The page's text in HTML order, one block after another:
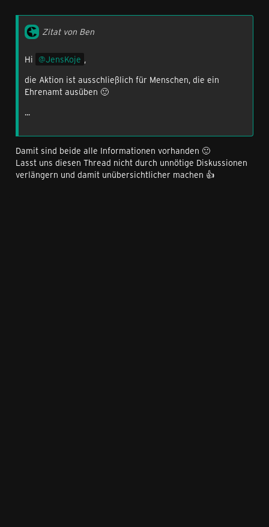
Zitat von Ben
Hi JensKoje ,
die Aktion ist ausschließlich für Menschen, die ein
Ehrenamt ausüben 🙂
...
Damit sind beide alle Informationen vorhanden 🙂
Lasst uns diesen Thread nicht durch unnötige Diskussionen
verlängern und damit unübersichtlicher machen 👍